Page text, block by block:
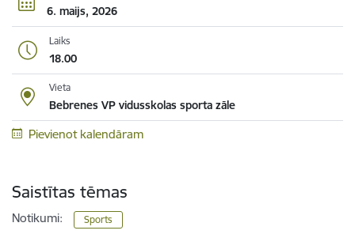
6. maijs, 2026
Laiks
18.00
Vieta
Bebrenes VP vidusskolas sporta zāle
Pievienot kalendāram
Saistītas tēmas
Notikumi: Sports